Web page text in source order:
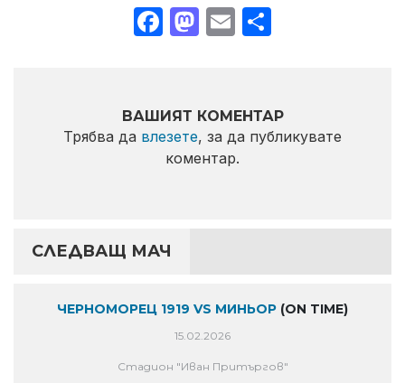
Facebook
Mastodon
Email
ВАШИЯТ КОМЕНТАР
Трябва да влезете, за да публикувате
коментар.
СЛЕДВАЩ МАЧ
ЧЕРНОМОРЕЦ 1919 VS МИНЬОР (ON TIME)
15.02.2026
Стадион "Иван Притъргов"